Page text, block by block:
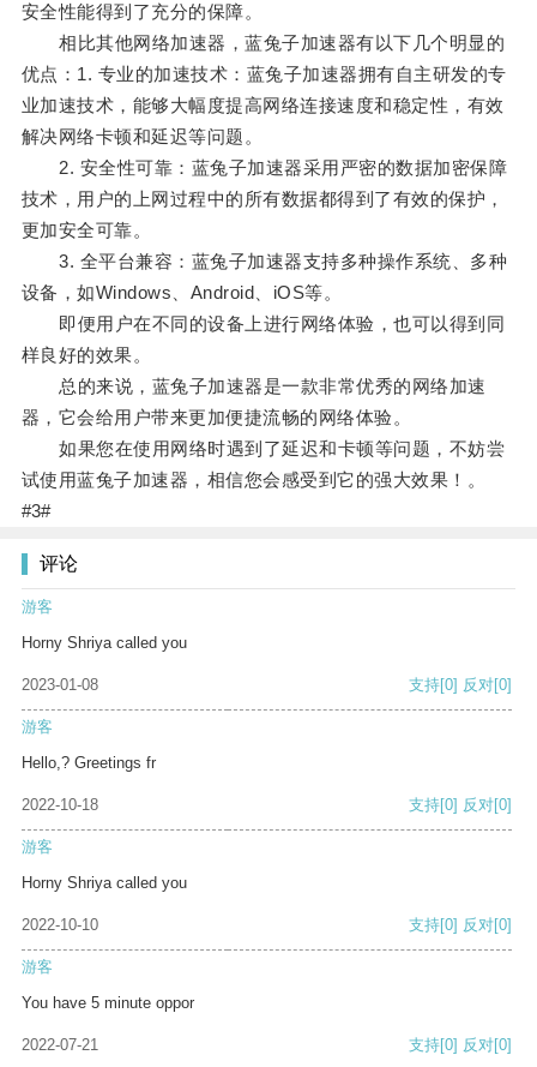
安全性能得到了充分的保障。
相比其他网络加速器，蓝兔子加速器有以下几个明显的
优点：1. 专业的加速技术：蓝兔子加速器拥有自主研发的专
业加速技术，能够大幅度提高网络连接速度和稳定性，有效
解决网络卡顿和延迟等问题。
2. 安全性可靠：蓝兔子加速器采用严密的数据加密保障
技术，用户的上网过程中的所有数据都得到了有效的保护，
更加安全可靠。
3. 全平台兼容：蓝兔子加速器支持多种操作系统、多种
设备，如Windows、Android、iOS等。
即便用户在不同的设备上进行网络体验，也可以得到同
样良好的效果。
总的来说，蓝兔子加速器是一款非常优秀的网络加速
器，它会给用户带来更加便捷流畅的网络体验。
如果您在使用网络时遇到了延迟和卡顿等问题，不妨尝
试使用蓝兔子加速器，相信您会感受到它的强大效果！。
#3#
评论
游客
Horny Shriya called you
2023-01-08 支持[0] 反对[0]
游客
Hello,? Greetings fr
2022-10-18 支持[0] 反对[0]
游客
Horny Shriya called you
2022-10-10 支持[0] 反对[0]
游客
You have 5 minute oppor
2022-07-21 支持[0] 反对[0]